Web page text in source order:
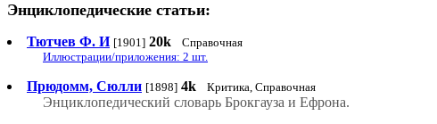
Энциклопедические статьи:
Тютчев Ф. И [1901] 20k
Справочная
Иллюстрации/приложения: 2 шт.
Прюдомм, Сюлли [1898] 4k Критика, Справочная
Энциклопедический словарь Брокгауза и Ефрона.